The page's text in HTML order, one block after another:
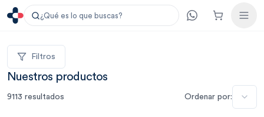
¿Qué es lo que buscas?
Filtros
Nuestros productos
9113 resultados Ordenar por: